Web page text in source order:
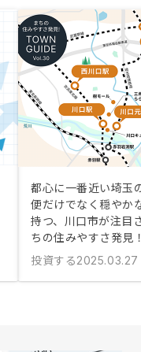
都心に一番近い埼玉
便だけでなく穏やか
持つ、川口市が注目
ちの住みやすさ発見
投資する2025.03.27